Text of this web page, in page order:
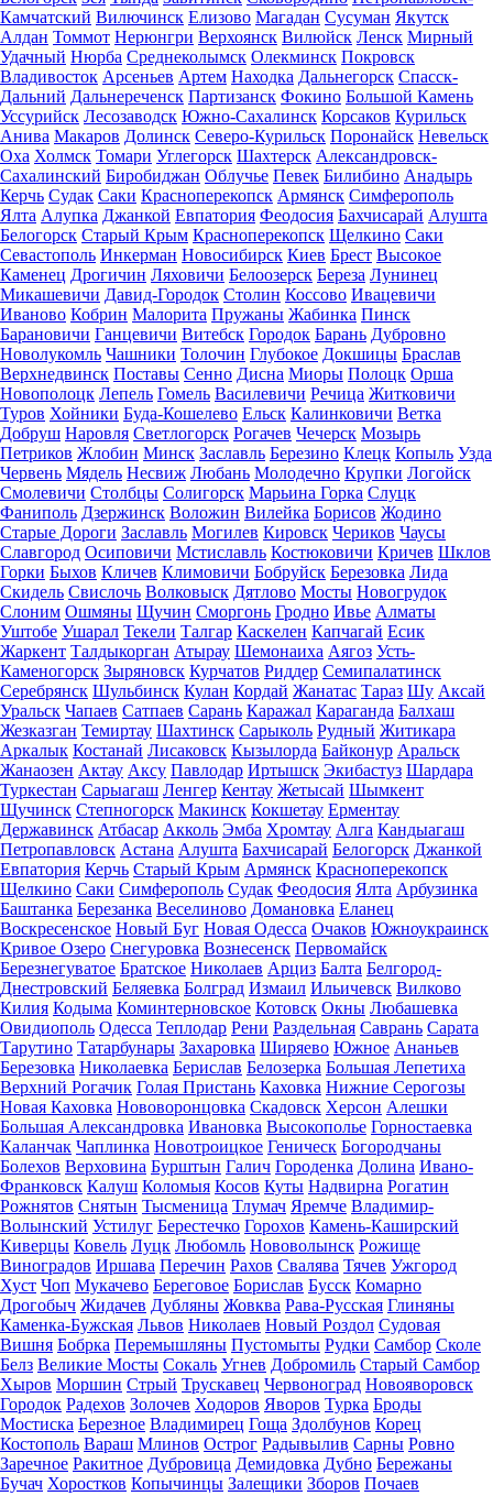
Камчатский Вилючинск Елизово Магадан Сусуман Якутск
Алдан Томмот Нерюнгри Верхоянск Вилюйск Ленск Мирный
Удачный Нюрба Среднеколымск Олекминск Покровск
Владивосток Арсеньев Артем Находка Дальнегорск Спасск-
Дальний Дальнереченск Партизанск Фокино Большой Камень
Уссурийск Лесозаводск Южно-Сахалинск Корсаков Курильск
Анива Макаров Долинск Северо-Курильск Поронайск Невельск
Оха Холмск Томари Углегорск Шахтерск Александровск-
Сахалинский Биробиджан Облучье Певек Билибино Анадырь
Керчь Судак Саки Красноперекопск Армянск Симферополь
Ялта Алупка Джанкой Евпатория Феодосия Бахчисарай Алушта
Белогорск Старый Крым Красноперекопск Щелкино Саки
Севастополь Инкерман Новосибирск Киев Брест Высокое
Каменец Дрогичин Ляховичи Белоозерск Береза Лунинец
Микашевичи Давид-Городок Столин Коссово Ивацевичи
Иваново Кобрин Малорита Пружаны Жабинка Пинск
Барановичи Ганцевичи Витебск Городок Барань Дубровно
Новолукомль Чашники Толочин Глубокое Докшицы Браслав
Верхнедвинск Поставы Сенно Дисна Миоры Полоцк Орша
Новополоцк Лепель Гомель Василевичи Речица Житковичи
Туров Хойники Буда-Кошелево Ельск Калинковичи Ветка
Добруш Наровля Светлогорск Рогачев Чечерск Мозырь
Петриков Жлобин Минск Заславль Березино Клецк Копыль Узда
Червень Мядель Несвиж Любань Молодечно Крупки Логойск
Смолевичи Столбцы Солигорск Марьина Горка Слуцк
Фаниполь Дзержинск Воложин Вилейка Борисов Жодино
Старые Дороги Заславль Могилев Кировск Чериков Чаусы
Славгород Осиповичи Мстиславль Костюковичи Кричев Шклов
Горки Быхов Кличев Климовичи Бобруйск Березовка Лида
Скидель Свислочь Волковыск Дятлово Мосты Новогрудок
Слоним Ошмяны Щучин Сморгонь Гродно Ивье Алматы
Уштобе Ушарал Текели Талгар Каскелен Капчагай Есик
Жаркент Талдыкорган Атырау Шемонаиха Аягоз Усть-
Каменогорск Зыряновск Курчатов Риддер Семипалатинск
Серебрянск Шульбинск Кулан Кордай Жанатас Тараз Шу Аксай
Уральск Чапаев Сатпаев Сарань Каражал Караганда Балхаш
Жезказган Темиртау Шахтинск Сарыколь Рудный Житикара
Аркалык Костанай Лисаковск Кызылорда Байконур Аральск
Жанаозен Актау Аксу Павлодар Иртышск Экибастуз Шардара
Туркестан Сарыагаш Ленгер Кентау Жетысай Шымкент
Щучинск Степногорск Макинск Кокшетау Ерментау
Державинск Атбасар Акколь Эмба Хромтау Алга Кандыагаш
Петропавловск Астана Алушта Бахчисарай Белогорск Джанкой
Евпатория Керчь Старый Крым Армянск Красноперекопск
Щелкино Саки Симферополь Судак Феодосия Ялта Арбузинка
Баштанка Березанка Веселиново Домановка Еланец
Воскресенское Новый Буг Новая Одесса Очаков Южноукраинск
Кривое Озеро Снегуровка Вознесенск Первомайск
Березнегуватое Братское Николаев Арциз Балта Белгород-
Днестровский Беляевка Болград Измаил Ильичевск Вилково
Килия Кодыма Коминтерновское Котовск Окны Любашевка
Овидиополь Одесса Теплодар Рени Раздельная Саврань Сарата
Тарутино Татарбунары Захаровка Ширяево Южное Ананьев
Березовка Николаевка Берислав Белозерка Большая Лепетиха
Верхний Рогачик Голая Пристань Каховка Нижние Серогозы
Новая Каховка Нововоронцовка Скадовск Херсон Алешки
Большая Александровка Ивановка Высокополье Горностаевка
Каланчак Чаплинка Новотроицкое Геническ Богородчаны
Болехов Верховина Бурштын Галич Городенка Долина Ивано-
Франковск Калуш Коломыя Косов Куты Надвирна Рогатин
Рожнятов Снятын Тысменица Тлумач Яремче Владимир-
Волынский Устилуг Берестечко Горохов Камень-Каширский
Киверцы Ковель Луцк Любомль Нововолынск Рожище
Виноградов Иршава Перечин Рахов Свалява Тячев Ужгород
Хуст Чоп Мукачево Береговое Борислав Бусск Комарно
Дрогобыч Жидачев Дубляны Жовква Рава-Русская Глиняны
Каменка-Бужская Львов Николаев Новый Роздол Судовая
Вишня Бобрка Перемышляны Пустомыты Рудки Самбор Сколе
Белз Великие Мосты Сокаль Угнев Добромиль Старый Самбор
Хыров Моршин Стрый Трускавец Червоноград Новояворовск
Городок Радехов Золочев Ходоров Яворов Турка Броды
Мостиска Березное Владимирец Гоща Здолбунов Корец
Костополь Вараш Млинов Острог Радывылив Сарны Ровно
Заречное Ракитное Дубровица Демидовка Дубно Бережаны
Бучач Хоростков Копычинцы Залещики Зборов Почаев